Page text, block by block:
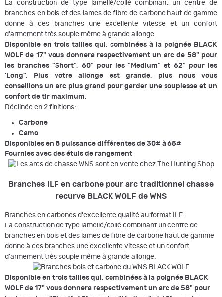
La construction de type lamellé/collé combinant un centre de
branches en bois et des lames de fibre de carbone haut de gamme
donne à ces branches une excellente vitesse et un confort
d'armement très souple même à grande allonge.
Disponible en trois tailles qui, combinées à la poignée BLACK
WOLF de 17" vous donnera respectivement un arc de 58" pour
les branches "Short", 60" pour les "Medium" et 62" pour les
'Long". Plus votre allonge est grande, plus nous vous
conseillons un arc plus grand pour garder une souplesse et un
confort de tir maximum.
Déclinée en 2 finitions:
Carbone
Camo
Disponibles en 8 puissance différentes de 30# à 65#
Fournies avec des étuis de rangement
Branches ILF en carbone pour arc traditionnel chasse
recurve BLACK WOLF de WNS
Branches en carbones d'excellente qualité au format ILF.
La construction de type lamellé/collé combinant un centre de
branches en bois et des lames de fibre de carbone haut de gamme
donne à ces branches une excellente vitesse et un confort
d'armement très souple même à grande allonge.
Disponible en trois tailles qui, combinées à la poignée BLACK
WOLF de 17" vous donnera respectivement un arc de 58" pour